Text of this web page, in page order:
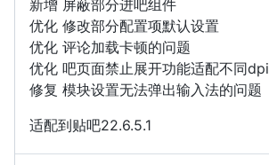
新增 屏蔽部分进吧组件
优化 修改部分配置项默认设置
优化 评论加载卡顿的问题
优化 吧页面禁止展开功能适配不同dpi
修复 模块设置无法弹出输入法的问题
适配到贴吧22.6.5.1